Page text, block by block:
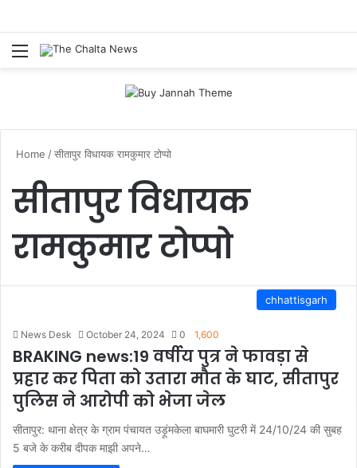
Menu
Home /सीतापुर विधायक रामकुमार टोप्पो
सीतापुर विधायक
रामकुमार टोप्पो
chhattisgarh
News Desk October 24, 2024 0 1,600
BRAKING news:19 वर्षीय पुत्र ने फावड़ा से
प्रहार कर पिता को उतारा मौत के घाट, सीतापुर
पुलिस ने आरोपी को भेजा जेल
सीतापुर: थाना क्षेत्र के ग्राम पंचायत उड़ूंमकेला बाघमारी घुटरी में 24/10/24 की सुबह
5 बजे के करीब दीपक माझी अपने…